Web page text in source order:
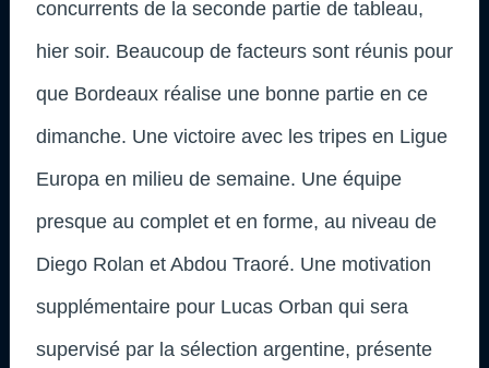
concurrents de la seconde partie de tableau,
hier soir. Beaucoup de facteurs sont réunis pour
que Bordeaux réalise une bonne partie en ce
dimanche. Une victoire avec les tripes en Ligue
Europa en milieu de semaine. Une équipe
presque au complet et en forme, au niveau de
Diego Rolan et Abdou Traoré. Une motivation
supplémentaire pour Lucas Orban qui sera
supervisé par la sélection argentine, présente